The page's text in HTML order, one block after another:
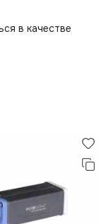
в качестве